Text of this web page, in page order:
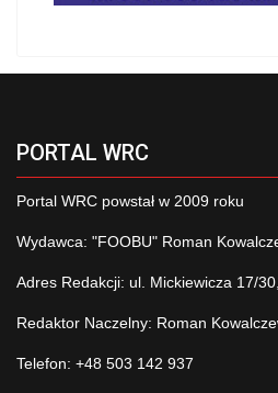
PORTAL WRC
Portal WRC powstał w 2009 roku
Wydawca: "FOOBU" Roman
Adres Redakcji: ul. Mickiewicza 17/
Redaktor Naczelny: Roman
Telefon: +48 503 142 937